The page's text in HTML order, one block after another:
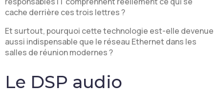
cache derrière ces trois lettres ?
Et surtout, pourquoi cette technologie est-elle devenue
aussi indispensable que le réseau Ethernet dans les
salles de réunion modernes ?
Le DSP audio